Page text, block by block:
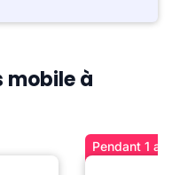
mobile à
Pendant 1